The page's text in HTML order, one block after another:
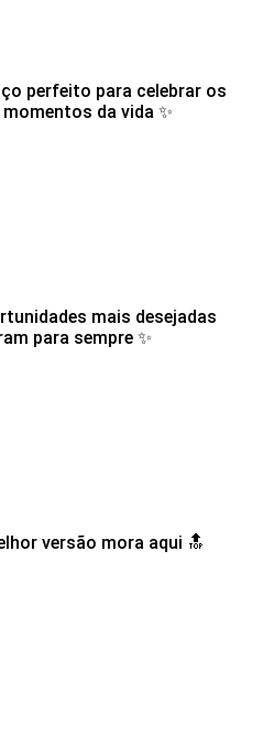
perfeito para celebrar os
da vida ✨
mais desejadas
para sempre ✨
versão mora aqui 🔝